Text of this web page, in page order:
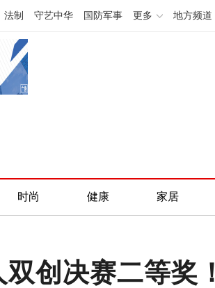
法制 守艺中华 国防军事 更多 地方频道
时尚 健康 家居
创决赛二等奖！